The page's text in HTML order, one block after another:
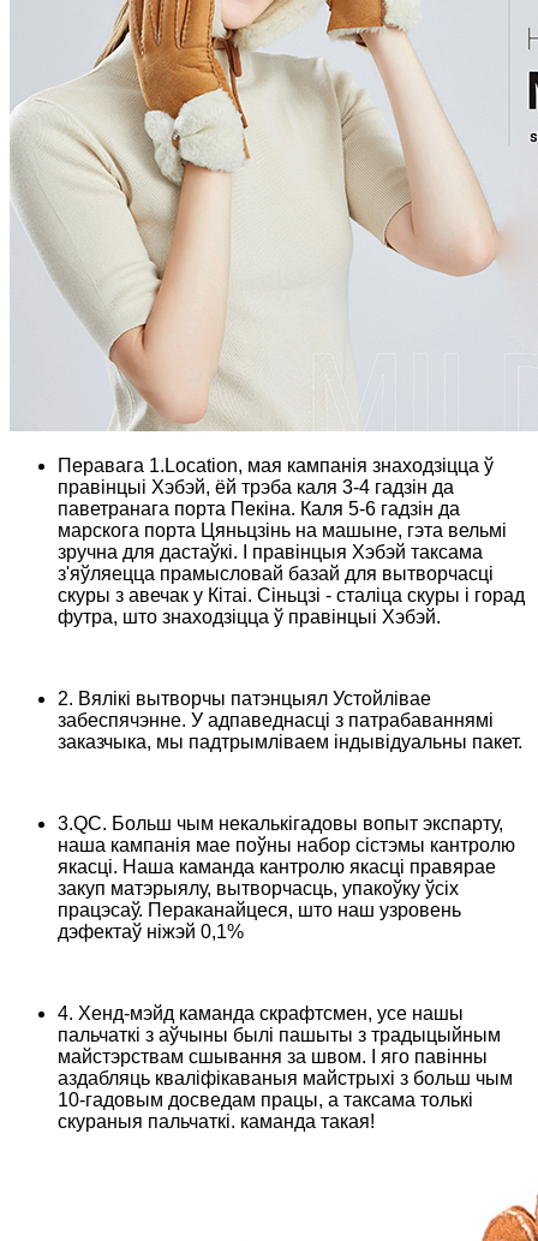
Перавага 1.Location, мая кампанія знаходзіцца ў
правінцыі Хэбэй, ёй трэба каля 3-4 гадзін да
паветранага порта Пекіна. Каля 5-6 гадзін да
марскога порта Цяньцзінь на машыне, гэта вельмі
зручна для дастаўкі. І правінцыя Хэбэй таксама
з'яўляецца прамысловай базай для вытворчасці
скуры з авечак у Кітаі. Сіньцзі - сталіца скуры і горад
футра, што знаходзіцца ў правінцыі Хэбэй.
2. Вялікі вытворчы патэнцыял Устойлівае
забеспячэнне. У адпаведнасці з патрабаваннямі
заказчыка, мы падтрымліваем індывідуальны пакет.
3.QC. Больш чым некалькігадовы вопыт экспарту,
наша кампанія мае поўны набор сістэмы кантролю
якасці. Наша каманда кантролю якасці правярае
закуп матэрыялу, вытворчасць, упакоўку ўсіх
працэсаў. Пераканайцеся, што наш узровень
дэфектаў ніжэй 0,1%
4. Хенд-мэйд каманда скрафтсмен, усе нашы
пальчаткі з аўчыны былі пашыты з традыцыйным
майстэрствам сшывання за швом. І яго павінны
аздабляць кваліфікаваныя майстрыхі з больш чым
10-гадовым досведам працы, а таксама толькі
скураныя пальчаткі. каманда такая!